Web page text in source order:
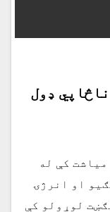
ډول
کې له
او انرژۍ
لوړولو کې